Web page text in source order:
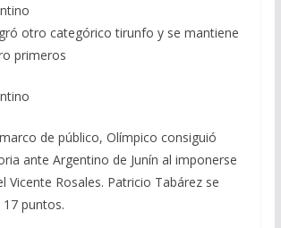
de público, Olímpico consiguió
ante Argentino de Junín al imponerse
Vicente Rosales. Patricio Tabárez se
puntos.